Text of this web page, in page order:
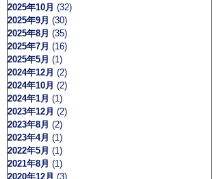
2025年10月 (32)
2025年9月 (30)
2025年8月 (35)
2025年7月 (16)
2025年5月 (1)
2024年12月 (2)
2024年10月 (2)
2024年1月 (1)
2023年12月 (2)
2023年8月 (2)
2023年4月 (1)
2022年5月 (1)
2021年8月 (1)
2020年12月 (3)